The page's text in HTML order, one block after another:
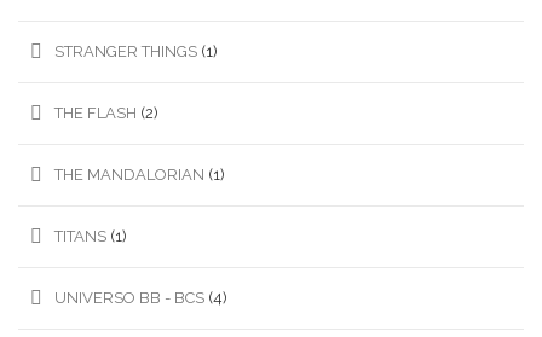
STRANGER THINGS (1)
THE FLASH (2)
THE MANDALORIAN (1)
TITANS (1)
UNIVERSO BB - BCS (4)